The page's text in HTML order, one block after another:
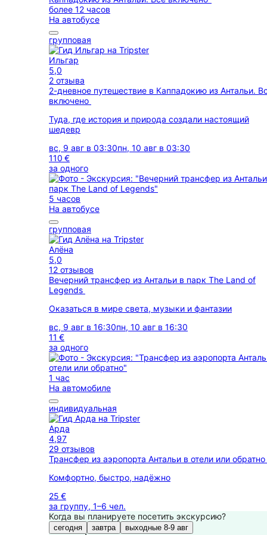
более 12 часов
На автобусе
групповая
Ильгар
5,0
2 отзыва
2-дневное путешествие в Каппадокию из Антальи.
включено
Туда, где история и природа создали настоящий
шедевр
вс, 9 авг в 03:30пн, 10 авг в 03:30
110 €
за одного
5 часов
На автобусе
групповая
Алёна
5,0
12 отзывов
Вечерний трансфер из Антальи в парк The Land of
Legends
Оказаться в мире света, музыки и фантазии
вс, 9 авг в 16:30пн, 10 авг в 16:30
11 €
за одного
1 час
На автомобиле
индивидуальная
Арда
4,97
29 отзывов
Трансфер из аэропорта Антальи в отели или обратно
Комфортно, быстро, надёжно
25 €
за группу, 1–6 чел.
Когда вы планируете посетить экскурсию?
сегодня завтра выходные 8-9 авг